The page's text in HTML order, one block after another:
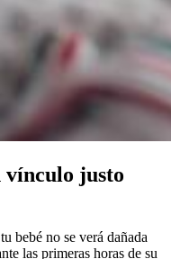
vínculo justo
bebé no se verá dañada
las primeras horas de su